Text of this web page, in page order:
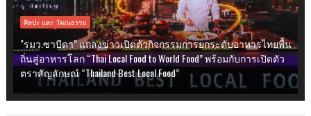
ศิลปะ และ วัฒนธรรม
"รมว.ซาบีดา” แถลงข่าวเปิดตัวกิจกรรมการยกระดับอาหารไทยพื้น
ถิ่นสู่อาหารโลก “Thai Local Food to World Food” พร้อมกับการเปิดตัว
ตราสัญลักษณ์ “Thailand Best Local Food”